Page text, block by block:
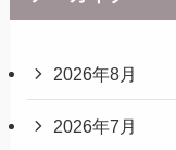
2026年8月
2026年7月